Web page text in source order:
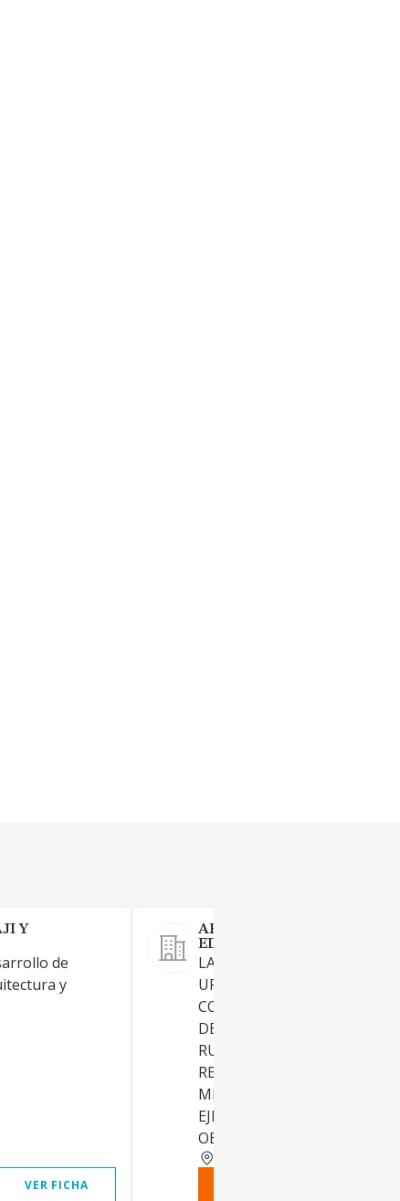
Y
de
y
VER FICHA
ARCO 2000 TERRENOS Y
EDIFICACIONES SL
LA PROMOCION
URBANIZACION DE
COMPRA Y VENTA DE TODO
DE TERRENOS E INMUEBLES,
RUSTICOS O URBANOS, Y
REHABILITACION DE LOS
MISMOS. LA GESTION Y
EJECUCION DE TODA CLASE
OBRAS.